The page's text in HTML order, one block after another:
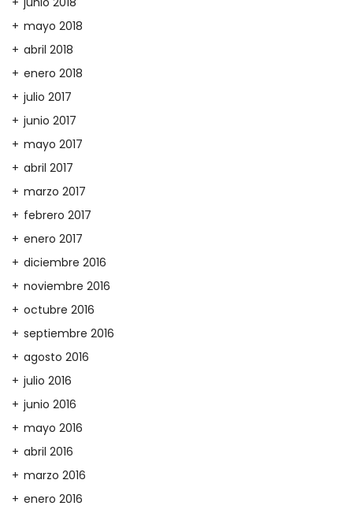
mayo 2018
abril 2018
enero 2018
julio 2017
junio 2017
mayo 2017
abril 2017
marzo 2017
febrero 2017
enero 2017
diciembre 2016
noviembre 2016
octubre 2016
septiembre 2016
agosto 2016
julio 2016
junio 2016
mayo 2016
abril 2016
marzo 2016
enero 2016